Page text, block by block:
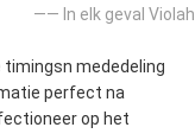
—— In elk geval Violah
mededeling
perfect na
op het